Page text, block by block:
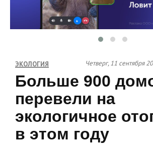
ЭКОЛОГИЯ Четверг, 11 сентября
Больше 900
перевели на
экологичное
в этом году